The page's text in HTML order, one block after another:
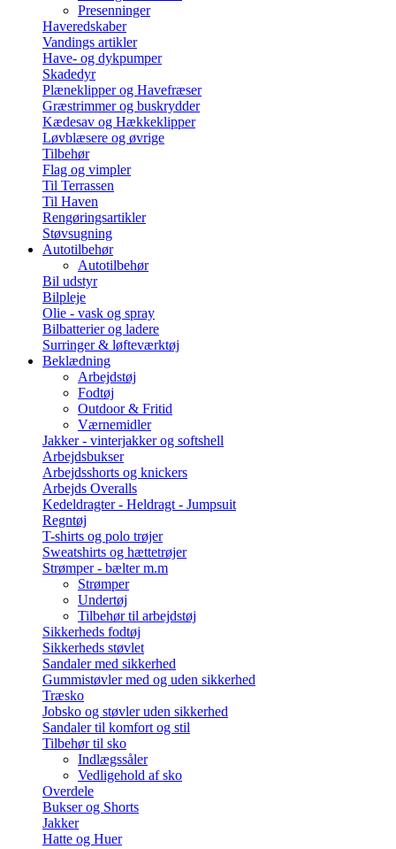
Presenninger
Haveredskaber
Vandings artikler
Have- og dykpumper
Skadedyr
Plæneklipper og Havefræser
Græstrimmer og buskrydder
Kædesav og Hækkeklipper
Løvblæsere og øvrige
Tilbehør
Flag og vimpler
Til Terrassen
Til Haven
Rengøringsartikler
Støvsugning
Autotilbehør
Autotilbehør
Bil udstyr
Bilpleje
Olie - vask og spray
Bilbatterier og ladere
Surringer & løfteværktøj
Beklædning
Arbejdstøj
Fodtøj
Outdoor & Fritid
Værnemidler
Jakker - vinterjakker og softshell
Arbejdsbukser
Arbejdsshorts og knickers
Arbejds Overalls
Kedeldragter - Heldragt - Jumpsuit
Regntøj
T-shirts og polo trøjer
Sweatshirts og hættetrøjer
Strømper - bælter m.m
Strømper
Undertøj
Tilbehør til arbejdstøj
Sikkerheds fodtøj
Sikkerheds støvlet
Sandaler med sikkerhed
Gummistøvler med og uden sikkerhed
Træsko
Jobsko og støvler uden sikkerhed
Sandaler til komfort og stil
Tilbehør til sko
Indlægssåler
Vedligehold af sko
Overdele
Bukser og Shorts
Jakker
Hatte og Huer